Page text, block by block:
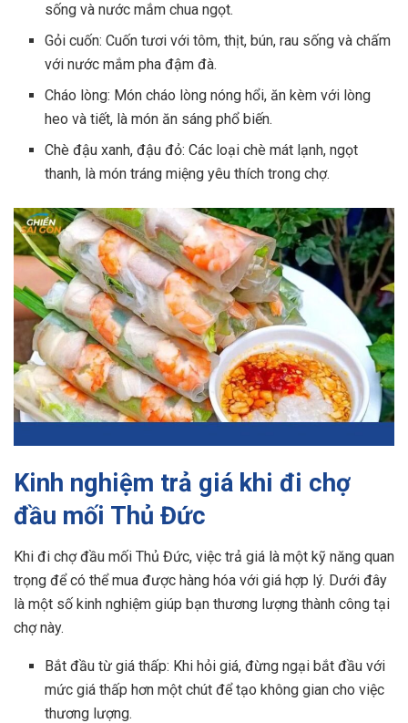
sống và nước mắm chua ngọt.
Gỏi cuốn: Cuốn tươi với tôm, thịt, bún, rau sống và chấm
với nước mắm pha đậm đà.
Cháo lòng: Món cháo lòng nóng hổi, ăn kèm với lòng
heo và tiết, là món ăn sáng phổ biến.
Chè đậu xanh, đậu đỏ: Các loại chè mát lạnh, ngọt
thanh, là món tráng miệng yêu thích trong chợ.
Kinh nghiệm trả giá khi đi chợ
đầu mối Thủ Đức
Khi đi chợ đầu mối Thủ Đức, việc trả giá là một kỹ năng quan
trọng để có thể mua được hàng hóa với giá hợp lý. Dưới đây
là một số kinh nghiệm giúp bạn thương lượng thành công tại
chợ này.
Bắt đầu từ giá thấp: Khi hỏi giá, đừng ngại bắt đầu với
mức giá thấp hơn một chút để tạo không gian cho việc
thương lượng.